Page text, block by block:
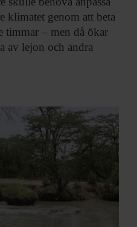
klimatet genom att beta
timmar – men då ökar
av lejon och andra